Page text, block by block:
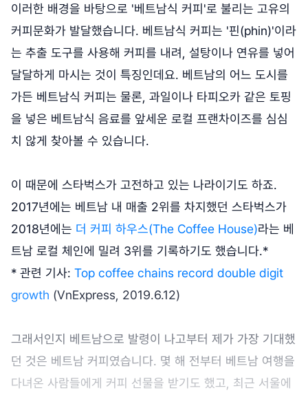
이러한 배경을 바탕으로 '베트남식 커피'로 불리는 고유의
커피문화가 발달했습니다. 베트남식 커피는 '핀(phin)'이라
는 추출 도구를 사용해 커피를 내려, 설탕이나 연유를 넣어
달달하게 마시는 것이 특징인데요. 베트남의 어느 도시를
가든 베트남식 커피는 물론, 과일이나 타피오카 같은 토핑
을 넣은 베트남식 음료를 앞세운 로컬 프랜차이즈를 심심
치 않게 찾아볼 수 있습니다.
이 때문에 스타벅스가 고전하고 있는 나라이기도 하죠.
2017년에는 베트남 내 매출 2위를 차지했던 스타벅스가
2018년에는 더 커피 하우스(The Coffee House)라는 베
트남 로컬 체인에 밀려 3위를 기록하기도 했습니다.*
* 관련 기사: Top coffee chains record double digit
growth (VnExpress, 2019.6.12)
그래서인지 베트남으로 발령이 나고부터 제가 가장 기대했
던 것은 베트남 커피였습니다. 몇 해 전부터 베트남 여행을
다녀온 사람들에게 커피 선물을 받기도 했고, 최근 서울에